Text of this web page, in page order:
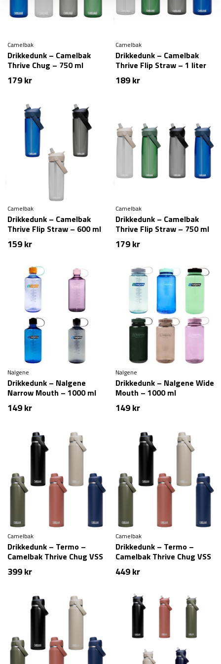
Camelbak
Drikkedunk – Camelbak
Thrive Chug – 750 ml
179kr
Camelbak
Drikkedunk – Camelbak
Thrive Flip Straw – 1 liter
189kr
Camelbak
Drikkedunk – Camelbak
Thrive Flip Straw – 600 ml
159kr
Camelbak
Drikkedunk – Camelbak
Thrive Flip Straw – 750 ml
179kr
Nalgene
Drikkedunk – Nalgene
Narrow Mouth – 1000 ml
149kr
Nalgene
Drikkedunk – Nalgene Wide
Mouth – 1000 ml
149kr
Camelbak
Drikkedunk – Termo –
Camelbak Thrive Chug VSS
– 1 liter
399kr
Camelbak
Drikkedunk – Termo –
Camelbak Thrive Chug VSS
– 1,2 liter
449kr